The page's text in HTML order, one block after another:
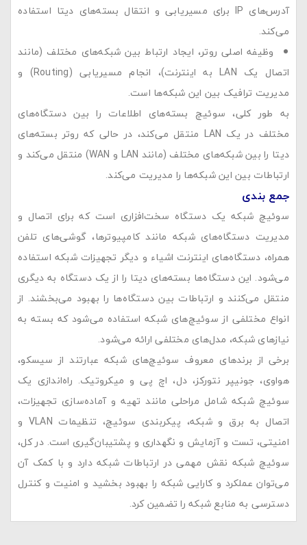
آدرس‌های IP برای مسیریابی و انتقال بسته‌های دیتا استفاده
می‌کند.
وظیفه اصلی روتر، ایجاد ارتباط بین شبکه‌های مختلف (مانند
اتصال یک LAN به اینترنت)، انجام مسیریابی (Routing) و
مدیریت ترافیک بین این شبکه‌ها است.
به طور کلی، سوئیچ بسته‌های اطلاعات را بین دستگاه‌های
مختلف در یک LAN منتقل می‌کند، در حالی که روتر بسته‌های
دیتا را بین شبکه‌های مختلف (مانند LAN و WAN) منتقل می‌کند و
ارتباطات بین این شبکه‌ها را مدیریت می‌کند.
جمع بندی
سوئیچ شبکه یک دستگاه سخت‌افزاری است که برای اتصال و
مدیریت دستگاه‌های شبکه مانند کامپیوترها، گوشی‌های تلفن
همراه، دستگاه‌های اینترنت اشیاء و دیگر تجهیزات شبکه استفاده
می‌شود. این دستگاه‌ها بسته‌های دیتا را از یک دستگاه به دیگری
منتقل می‌کنند و ارتباطات بین دستگاه‌ها را بهبود می‌بخشند. از
انواع مختلفی از سوئیچ‌های شبکه استفاده می‌شود که بسته به
نیازهای شبکه، مدل‌های مختلفی ارائه می‌شود.
برخی از برندهای معروف سوئیچ‌های شبکه عبارتند از سیسکو،
هواوی، جونیپر نتورکز، دل، اچ پی و میکروتیک. راه‌اندازی یک
سوئیچ شبکه شامل مراحلی مانند تهیه و آماده‌سازی تجهیزات،
اتصال به برق و شبکه، پیکربندی سوئیچ، تنظیمات VLAN و
امنیتی، تست و آزمایش و نگهداری و پشتیبان‌گیری است. در کل،
سوئیچ شبکه نقش مهمی در ارتباطات شبکه دارد و با کمک آن
می‌توان عملکرد و کارایی شبکه را بهبود بخشید و امنیت و کنترل
دسترسی به منابع شبکه را تضمین کرد.